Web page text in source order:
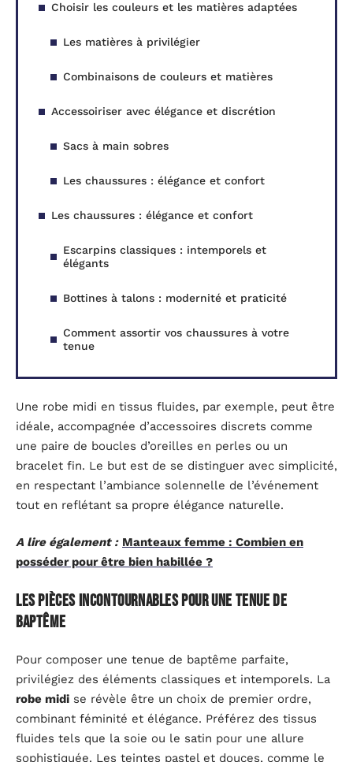
Choisir les couleurs et les matières adaptées
Les matières à privilégier
Combinaisons de couleurs et matières
Accessoiriser avec élégance et discrétion
Sacs à main sobres
Les chaussures : élégance et confort
Les chaussures : élégance et confort
Escarpins classiques : intemporels et
élégants
Bottines à talons : modernité et praticité
Comment assortir vos chaussures à votre
tenue
Une robe midi en tissus fluides, par exemple, peut être
idéale, accompagnée d’accessoires discrets comme
une paire de boucles d’oreilles en perles ou un
bracelet fin. Le but est de se distinguer avec simplicité,
en respectant l’ambiance solennelle de l’événement
tout en reflétant sa propre élégance naturelle.
A lire également : Manteaux femme : Combien en
posséder pour être bien habillée ?
Les pièces incontournables pour une tenue de
baptême
Pour composer une tenue de baptême parfaite,
privilégiez des éléments classiques et intemporels. La
robe midi se révèle être un choix de premier ordre,
combinant féminité et élégance. Préférez des tissus
fluides tels que la soie ou le satin pour une allure
sophistiquée. Les teintes pastel et douces, comme le